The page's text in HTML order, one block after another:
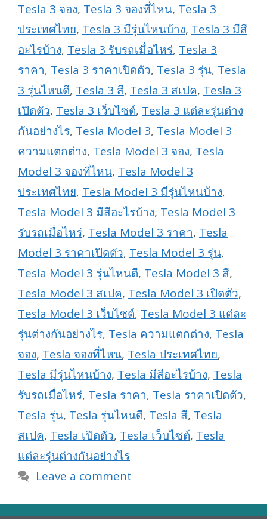
Tesla 3 จอง, Tesla 3 จองที่ไหน, Tesla 3
ประเทศไทย, Tesla 3 มีรุ่นไหนบ้าง, Tesla 3 มีสี
อะไรบ้าง, Tesla 3 รับรถเมื่อไหร่, Tesla 3
ราคา, Tesla 3 ราคาเปิดตัว, Tesla 3 รุ่น, Tesla
3 รุ่นไหนดี, Tesla 3 สี, Tesla 3 สเปค, Tesla 3
เปิดตัว, Tesla 3 เว็บไซต์, Tesla 3 แต่ละรุ่นต่าง
กันอย่างไร, Tesla Model 3, Tesla Model 3
ความแตกต่าง, Tesla Model 3 จอง, Tesla
Model 3 จองที่ไหน, Tesla Model 3
ประเทศไทย, Tesla Model 3 มีรุ่นไหนบ้าง,
Tesla Model 3 มีสีอะไรบ้าง, Tesla Model 3
รับรถเมื่อไหร่, Tesla Model 3 ราคา, Tesla
Model 3 ราคาเปิดตัว, Tesla Model 3 รุ่น,
Tesla Model 3 รุ่นไหนดี, Tesla Model 3 สี,
Tesla Model 3 สเปค, Tesla Model 3 เปิดตัว,
Tesla Model 3 เว็บไซต์, Tesla Model 3 แต่ละ
รุ่นต่างกันอย่างไร, Tesla ความแตกต่าง, Tesla
จอง, Tesla จองที่ไหน, Tesla ประเทศไทย,
Tesla มีรุ่นไหนบ้าง, Tesla มีสีอะไรบ้าง, Tesla
รับรถเมื่อไหร่, Tesla ราคา, Tesla ราคาเปิดตัว,
Tesla รุ่น, Tesla รุ่นไหนดี, Tesla สี, Tesla
สเปค, Tesla เปิดตัว, Tesla เว็บไซต์, Tesla
แต่ละรุ่นต่างกันอย่างไร
Leave a comment